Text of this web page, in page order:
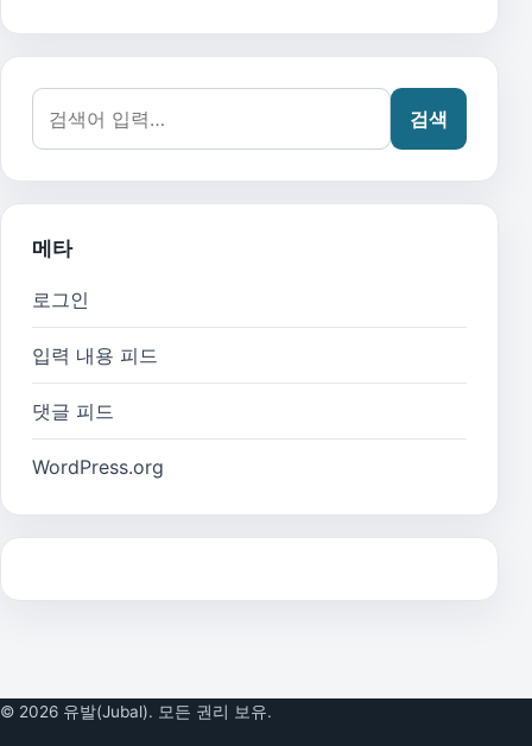
검색어:
검색
메타
로그인
입력 내용 피드
댓글 피드
WordPress.org
© 2026 유발(Jubal). 모든 권리 보유.